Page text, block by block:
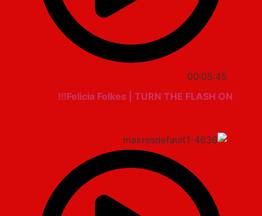
00:05:45
Felicia Folkes | TURN THE FLASH ON!!!